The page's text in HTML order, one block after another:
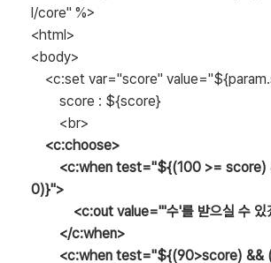
l/core" %>
<html>
<body>
<c:set var="score"
score : ${score}
<br>
<c:choose>
<c:when test="${(100 >= score)
0)}">
<c:out value="'수'를 받으실 수 있
</c:when>
<c:when test="${(90>score) &&